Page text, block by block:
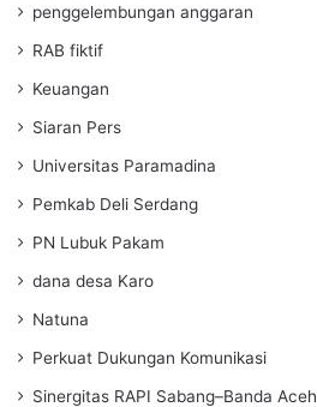
penggelembungan anggaran
RAB fiktif
Keuangan
Siaran Pers
Universitas Paramadina
Pemkab Deli Serdang
PN Lubuk Pakam
dana desa Karo
Natuna
Perkuat Dukungan Komunikasi
Sinergitas RAPI Sabang–Banda Aceh